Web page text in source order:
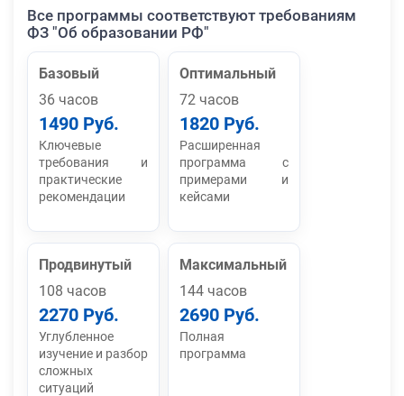
Все программы соответствуют требованиям
ФЗ "Об образовании РФ"
Базовый
36 часов
1490 Руб.
Ключевые
требования и
практические
рекомендации
Оптимальный
72 часов
1820 Руб.
Расширенная
программа с
примерами и
кейсами
Продвинутый
108 часов
2270 Руб.
Углубленное
изучение и разбор
сложных
ситуаций
Максимальный
144 часов
2690 Руб.
Полная
программа